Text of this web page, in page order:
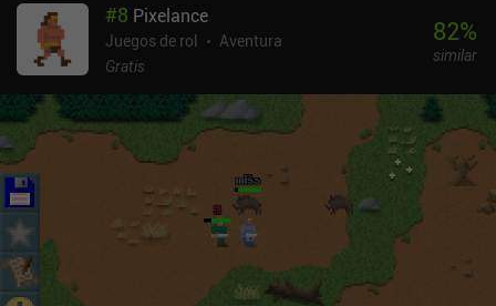
#8 Pixelance
Juegos de rol
Aventura
Gratis
82%
similar